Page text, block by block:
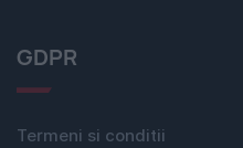
GDPR
Termeni si conditii